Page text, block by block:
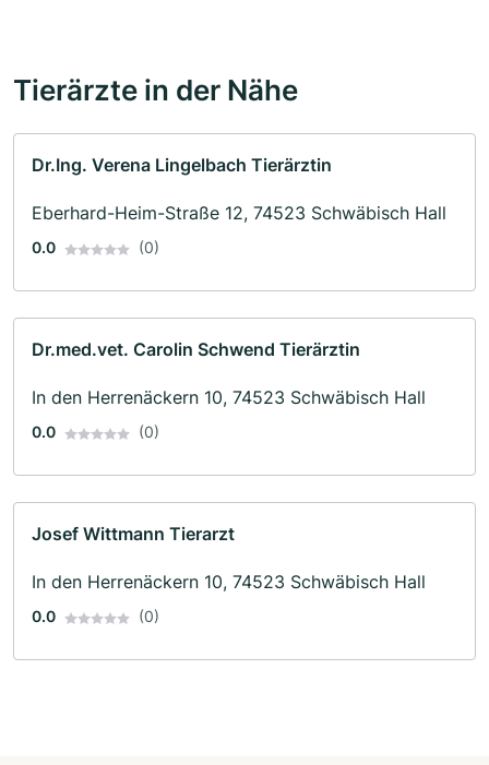
Tierärzte in der Nähe
Dr.Ing. Verena Lingelbach Tierärztin
Eberhard-Heim-Straße 12, 74523 Schwäbisch Hall
0.0 (0)
Dr.med.vet. Carolin Schwend Tierärztin
In den Herrenäckern 10, 74523 Schwäbisch Hall
0.0 (0)
Josef Wittmann Tierarzt
In den Herrenäckern 10, 74523 Schwäbisch Hall
0.0 (0)